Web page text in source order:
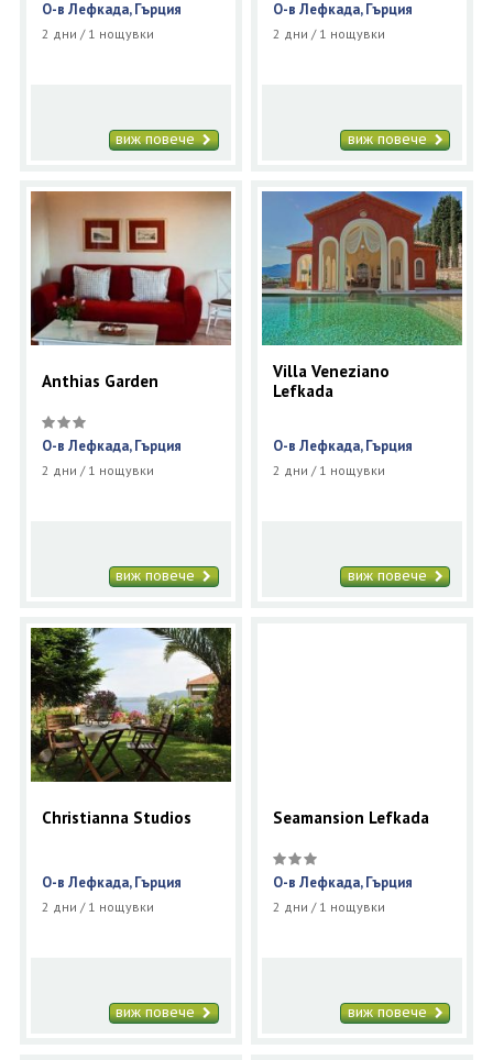
О-в Лефкада, Гърция
2 дни / 1 нощувки
виж повече
О-в Лефкада, Гърция
2 дни / 1 нощувки
виж повече
Anthias Garden
О-в Лефкада, Гърция
2 дни / 1 нощувки
виж повече
Villa Veneziano
Lefkada
О-в Лефкада, Гърция
2 дни / 1 нощувки
виж повече
Christianna Studios
О-в Лефкада, Гърция
2 дни / 1 нощувки
виж повече
Seamansion Lefkada
О-в Лефкада, Гърция
2 дни / 1 нощувки
виж повече